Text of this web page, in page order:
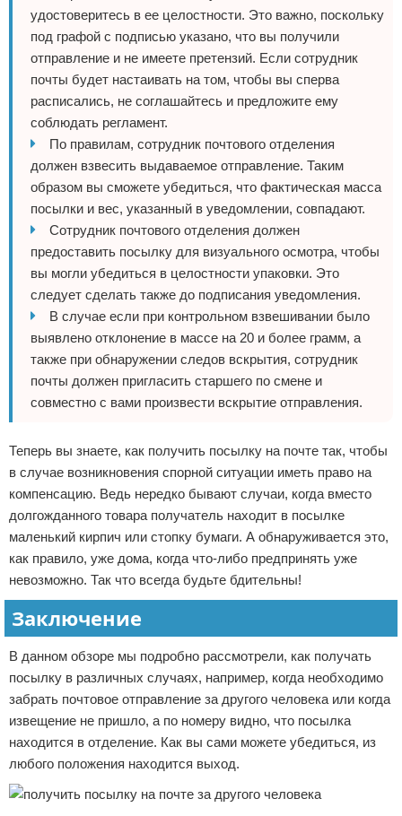
удостоверитесь в ее целостности. Это важно, поскольку
под графой с подписью указано, что вы получили
отправление и не имеете претензий. Если сотрудник
почты будет настаивать на том, чтобы вы сперва
расписались, не соглашайтесь и предложите ему
соблюдать регламент.
По правилам, сотрудник почтового отделения
должен взвесить выдаваемое отправление. Таким
образом вы сможете убедиться, что фактическая масса
посылки и вес, указанный в уведомлении, совпадают.
Сотрудник почтового отделения должен
предоставить посылку для визуального осмотра, чтобы
вы могли убедиться в целостности упаковки. Это
следует сделать также до подписания уведомления.
В случае если при контрольном взвешивании было
выявлено отклонение в массе на 20 и более грамм, а
также при обнаружении следов вскрытия, сотрудник
почты должен пригласить старшего по смене и
совместно с вами произвести вскрытие отправления.
Теперь вы знаете, как получить посылку на почте так, чтобы
в случае возникновения спорной ситуации иметь право на
компенсацию. Ведь нередко бывают случаи, когда вместо
долгожданного товара получатель находит в посылке
маленький кирпич или стопку бумаги. А обнаруживается это,
как правило, уже дома, когда что-либо предпринять уже
невозможно. Так что всегда будьте бдительны!
Заключение
В данном обзоре мы подробно рассмотрели, как получать
посылку в различных случаях, например, когда необходимо
забрать почтовое отправление за другого человека или когда
извещение не пришло, а по номеру видно, что посылка
находится в отделение. Как вы сами можете убедиться, из
любого положения находится выход.